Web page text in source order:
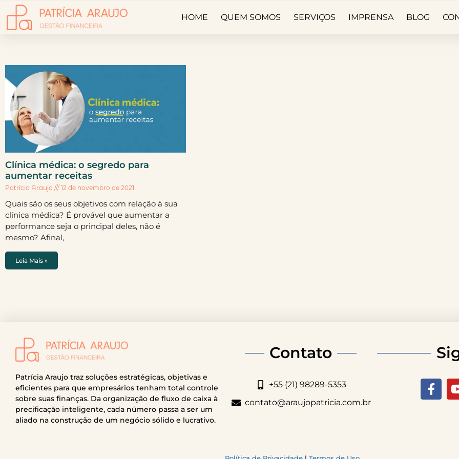
HOME QUEM SOMOS SERVIÇOS IMPRENSA BLOG
Clínica médica: o segredo para
aumentar receitas
Patrícia Araujo 12 de novembro de 2021
Quais são os seus objetivos com relação à sua
clínica médica? É provável que aumentar a
performance seja o principal deles, não é
mesmo? Afinal,
Leia Mais »
Patrícia Araujo traz soluções estratégicas, objetivas e
eficientes para que empresários tenham total controle
sobre suas finanças. Da organização de fluxo de caixa à
precificação inteligente, cada número passa a ser um
aliado na construção de um negócio sólido e lucrativo.
Contato
+55 (21) 98289-5353
contato@araujopatricia.com.br